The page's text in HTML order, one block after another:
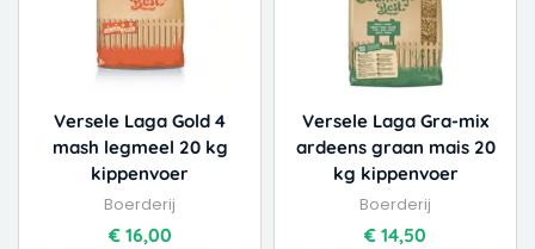
Versele Laga Gold 4
mash legmeel 20 kg
kippenvoer
Boerderij
€16,00
Versele Laga Gra-mix
ardeens graan mais 20
kg kippenvoer
Boerderij
€ 14,50